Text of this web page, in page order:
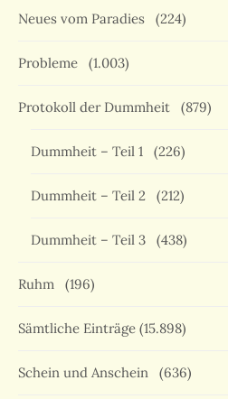
Neues vom Paradies (224)
Probleme (1.003)
Protokoll der Dummheit (879)
Dummheit – Teil 1 (226)
Dummheit – Teil 2 (212)
Dummheit – Teil 3 (438)
Ruhm (196)
Sämtliche Einträge (15.898)
Schein und Anschein (636)